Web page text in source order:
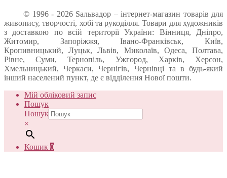
© 1996 - 2026 Sальвадор – інтернет-магазин товарів для
живопису, творчості, хобі та рукоділля. Товари для художників
з доставкою по всій території України: Вінниця, Дніпро,
Житомир, Запоріжжя, Івано-Франківськ, Київ,
Кропивницький, Луцьк, Львів, Миколаїв, Одеса, Полтава,
Рівне, Суми, Тернопіль, Ужгород, Харків, Херсон,
Хмельницький, Черкаси, Чернігів, Чернівці та в будь-який
інший населений пункт, де є відділення Нової пошти.
Мій обліковий запис
Пошук
Пошук
×
Кошик 0